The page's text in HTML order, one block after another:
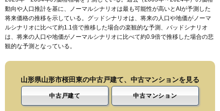
動向や人口推計を基に、ノーマルシナリオは最も可能性が高いとAIが予測した
将来価格の推移を示している。グッドシナリオは、将来の人口や地価がノーマ
ルシナリオに比べて約1.1倍で推移した場合の楽観的な予測、バッドシナリオ
は、将来の人口や地価がノーマルシナリオに比べて約0.9倍で推移した場合の悲
観的な予測となっている。
山形県山形市桜田東の中古戸建て、中古マンションを見る
中古戸建て 中古マンション